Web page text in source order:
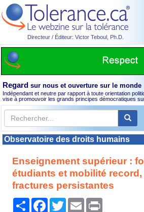
Directeur / Éditeur: Victor Teboul, Ph.D.
Regard sur nous et ouverture sur le monde
Indépendant et neutre par rapport à toute orientation
vise à promouvoir les grands principes démocratiques
Observatoire des droits humains
Enseignement supérieur :
étudiants et mobilité
fractures persistantes
PartagerFacebook
TwitterEmail